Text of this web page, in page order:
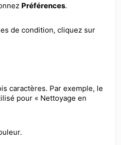
Préférences.
de condition, cliquez sur
caractères. Par exemple, le
pour « Nettoyage en